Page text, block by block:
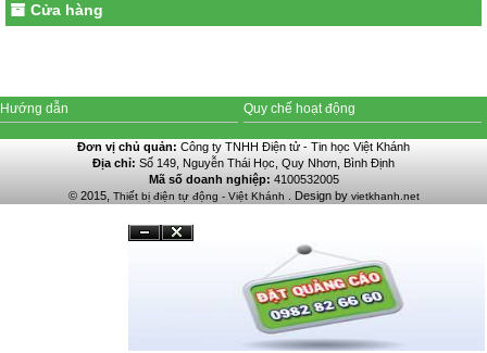
Cửa hàng
Hướng dẫn Quy chế hoạt động
Đơn vị chủ quản: Công ty TNHH Điện tử - Tin học Việt Khánh
Địa chỉ: Số 149, Nguyễn Thái Học, Quy Nhơn, Bình Định
Mã số doanh nghiệp: 4100532005
© 2015, Thiết bị điện tự động - Việt Khánh . Design by vietkhanh.net